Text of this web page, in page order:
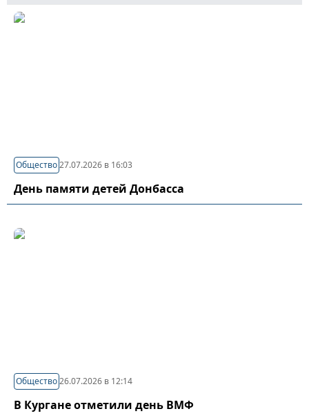
Общество27.07.2026 в 16:03
День памяти детей Донбасса
Общество26.07.2026 в 12:14
В Кургане отметили день ВМФ